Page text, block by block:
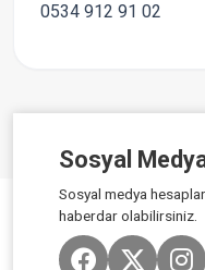
0534 912 91 02
Sosyal
Sosyal medya
haberdar olabilirsiniz.